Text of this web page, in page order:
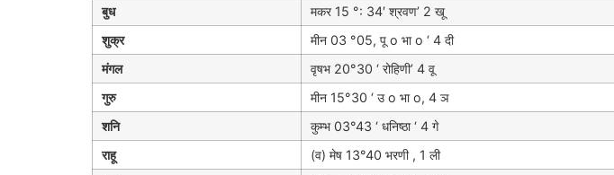
बुध
मकर 15 °: 34′ श्रवण’ 2 खू
शुक्र
मीन 03 °05, पू o भा o ‘ 4 दी
मंगल
वृषभ 20°30 ‘ रोहिणी’ 4 वू
गुरु
मीन 15°30 ‘ उ o भा o, 4 ञ
शनि
कुम्भ 03°43 ‘ धनिष्ठा ‘ 4 गे
राहू
(व) मेष 13°40 भरणी , 1 ली